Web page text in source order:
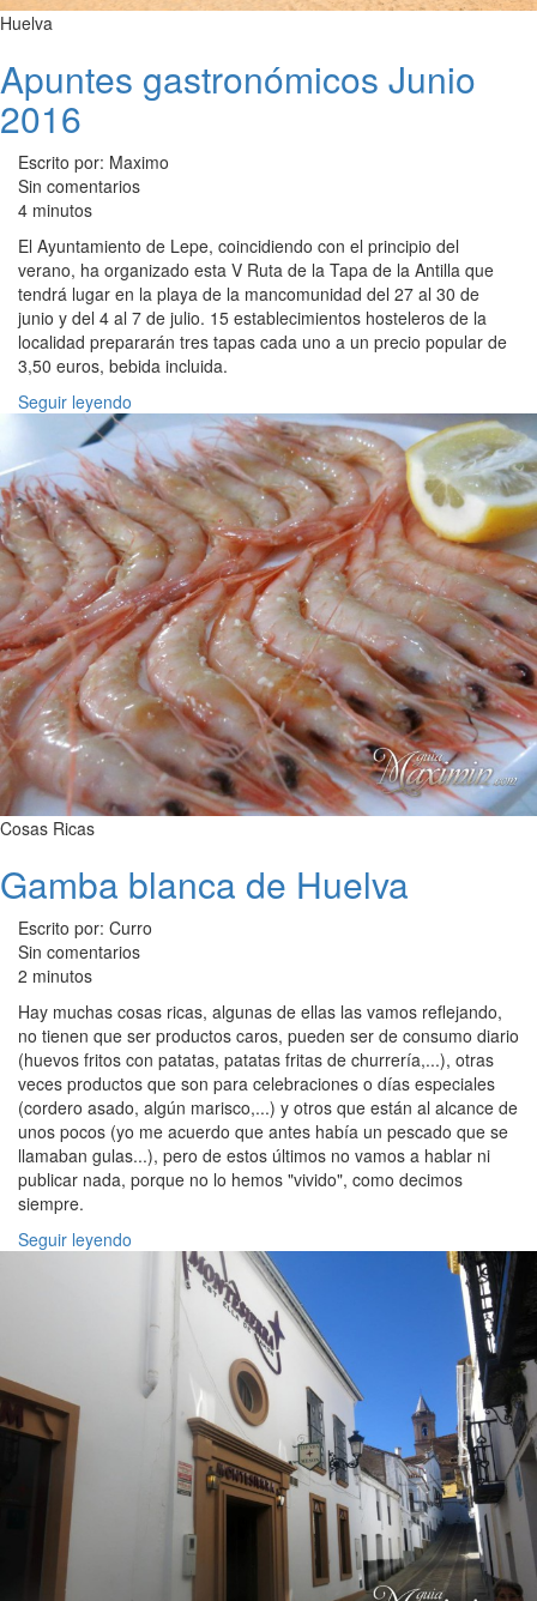
Huelva
Apuntes gastronómicos Junio
2016
Escrito por: Maximo
Sin comentarios
4 minutos
El Ayuntamiento de Lepe, coincidiendo con el principio del
verano, ha organizado esta V Ruta de la Tapa de la Antilla que
tendrá lugar en la playa de la mancomunidad del 27 al 30 de
junio y del 4 al 7 de julio. 15 establecimientos hosteleros de la
localidad prepararán tres tapas cada uno a un precio popular de
3,50 euros, bebida incluida.
Seguir leyendo
Cosas Ricas
Gamba blanca de Huelva
Escrito por: Curro
Sin comentarios
2 minutos
Hay muchas cosas ricas, algunas de ellas las vamos reflejando,
no tienen que ser productos caros, pueden ser de consumo diario
(huevos fritos con patatas, patatas fritas de churrería,...), otras
veces productos que son para celebraciones o días especiales
(cordero asado, algún marisco,...) y otros que están al alcance de
unos pocos (yo me acuerdo que antes había un pescado que se
llamaban gulas...), pero de estos últimos no vamos a hablar ni
publicar nada, porque no lo hemos "vivido", como decimos
siempre.
Seguir leyendo